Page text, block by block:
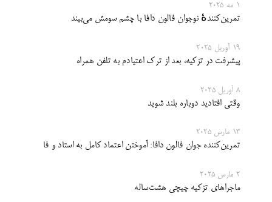
1 مه 2025
تمرین‌کنندهٔ نوجوان فالون دافا با چشم سومش می‌بیند
19 آوریل 2025
پیشرفت‌ در تزکیه،‌ بعد از ترک اعتیادم به تلفن همراه
8 آوریل 2025
وقتی افتادید دوباره بلند شوید
13 مارس 2025
تمرین‌کننده جوان فالون دافا: آموختن اعتماد کامل به استاد و فا
2 مارس 2025
ماجراهای تزکیه چیچی هشت‌ساله